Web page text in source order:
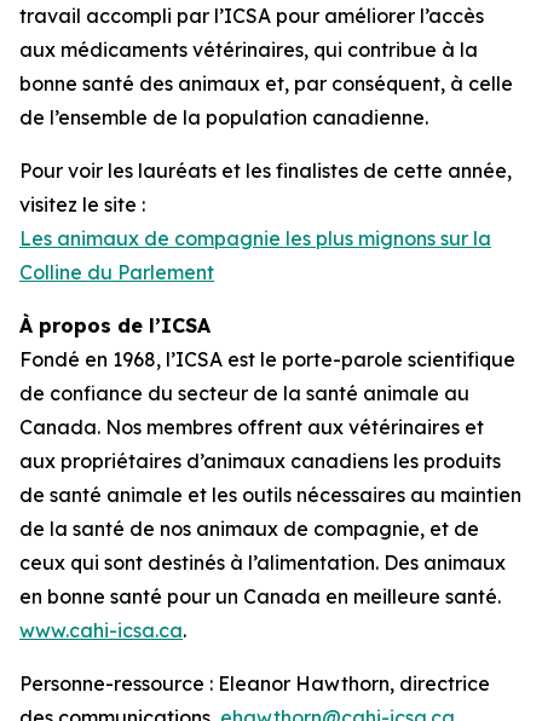
travail accompli par l’ICSA pour améliorer l’accès
aux médicaments vétérinaires, qui contribue à la
bonne santé des animaux et, par conséquent, à celle
de l’ensemble de la population canadienne.
Pour voir les lauréats et les finalistes de cette année,
visitez le site :
Les animaux de compagnie les plus mignons sur la
Colline du Parlement
À propos de l’ICSA
Fondé en 1968, l’ICSA est le porte-parole scientifique
de confiance du secteur de la santé animale au
Canada. Nos membres offrent aux vétérinaires et
aux propriétaires d’animaux canadiens les produits
de santé animale et les outils nécessaires au maintien
de la santé de nos animaux de compagnie, et de
ceux qui sont destinés à l’alimentation. Des animaux
en bonne santé pour un Canada en meilleure santé.
www.cahi-icsa.ca.
Personne-ressource : Eleanor Hawthorn, directrice